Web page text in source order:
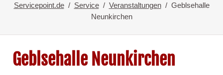
Servicepoint.de Service Veranstaltungen
Geblsehalle
Neunkirchen
Geblsehalle Neunkirchen